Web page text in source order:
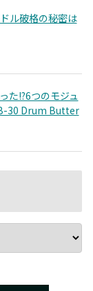
ル破格の秘密は
た!?6つのモジュ
30 Drum Butter